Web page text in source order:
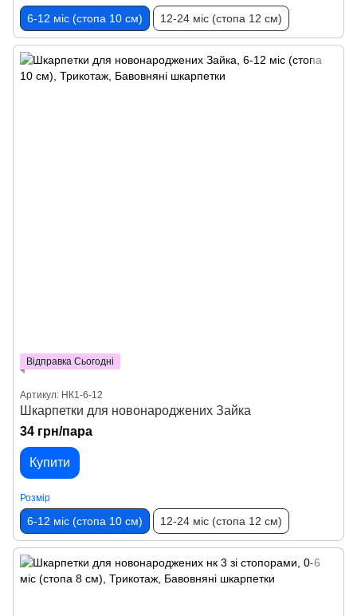
6-12 міс (стопа 10 см) 12-24 міс (стопа 12 см)
Відправка Сьогодні
Артикул: НК1-6-12
Шкарпетки для новонароджених Зайка
34 грн/пара
Купити
Розмір
6-12 міс (стопа 10 см) 12-24 міс (стопа 12 см)